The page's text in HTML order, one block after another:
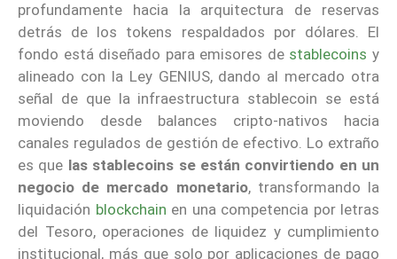
profundamente hacia la arquitectura de reservas
detrás de los tokens respaldados por dólares. El
fondo está diseñado para emisores de stablecoins y
alineado con la Ley GENIUS, dando al mercado otra
señal de que la infraestructura stablecoin se está
moviendo desde balances cripto-nativos hacia
canales regulados de gestión de efectivo. Lo extraño
es que las stablecoins se están convirtiendo en un
negocio de mercado monetario, transformando la
liquidación blockchain en una competencia por letras
del Tesoro, operaciones de liquidez y cumplimiento
institucional, más que solo por aplicaciones de pago